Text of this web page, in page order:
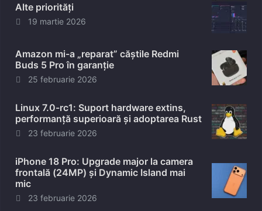
Alte priorități
Posted
19 martie 2026
Amazon mi-a „reparat” căștile Redmi
Buds 5 Pro în garanție
Posted
25 februarie 2026
Linux 7.0-rc1: Suport hardware extins,
performanță superioară și adoptarea Rust
Posted
23 februarie 2026
iPhone 18 Pro: Upgrade major la camera
frontală (24MP) și Dynamic Island mai
mic
Posted
23 februarie 2026